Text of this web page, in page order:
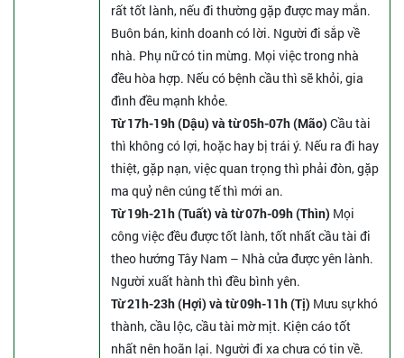
rất tốt lành, nếu đi thường gặp được may mắn.
Buôn bán, kinh doanh có lời. Người đi sắp về
nhà. Phụ nữ có tin mừng. Mọi việc trong nhà
đều hòa hợp. Nếu có bệnh cầu thì sẽ khỏi, gia
đình đều mạnh khỏe.
Từ 17h-19h (Dậu) và từ 05h-07h (Mão) Cầu tài
thì không có lợi, hoặc hay bị trái ý. Nếu ra đi hay
thiệt, gặp nạn, việc quan trọng thì phải đòn, gặp
ma quỷ nên cúng tế thì mới an.
Từ 19h-21h (Tuất) và từ 07h-09h (Thìn) Mọi
công việc đều được tốt lành, tốt nhất cầu tài đi
theo hướng Tây Nam – Nhà cửa được yên lành.
Người xuất hành thì đều bình yên.
Từ 21h-23h (Hợi) và từ 09h-11h (Tị) Mưu sự khó
thành, cầu lộc, cầu tài mờ mịt. Kiện cáo tốt
nhất nên hoãn lại. Người đi xa chưa có tin về.